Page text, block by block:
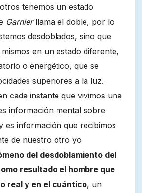
tenemos un estado
Garnierllama el doble, por lo
desdoblados, sino que
en un estado diferente,
o energético, que se
superiores a la luz.
cada instante que vivimos una
información mental sobre
es información que recibimos
de nuestro otro yo
del desdoblamiento del
resultado el hombre que
real y en el cuántico, un